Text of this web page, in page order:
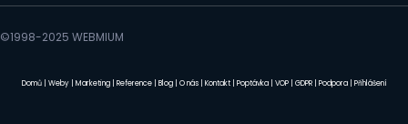
©1998-2025 WEBMIUM
Domů Weby Marketing Reference Blog O nás Kontakt Poptávka VOP GDPR Podpora Přihlášení